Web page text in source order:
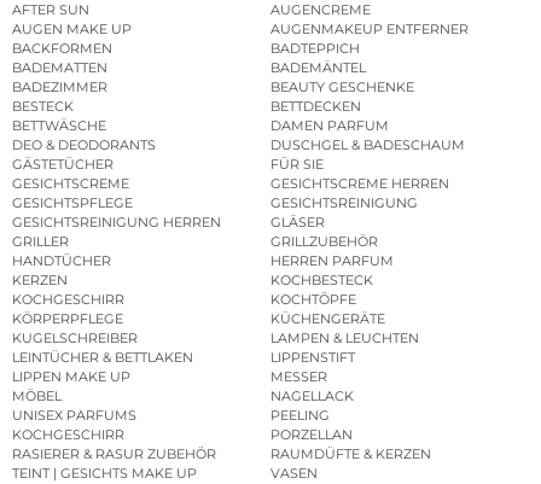
AFTER SUN
AUGENCREME
AUGEN MAKE UP
AUGENMAKEUP ENTFERNER
BACKFORMEN
BADTEPPICH
BADEMATTEN
BADEMÄNTEL
BADEZIMMER
BEAUTY GESCHENKE
BESTECK
BETTDECKEN
BETTWÄSCHE
DAMEN PARFUM
DEO & DEODORANTS
DUSCHGEL & BADESCHAUM
GÄSTETÜCHER
FÜR SIE
GESICHTSCREME
GESICHTSCREME HERREN
GESICHTSPFLEGE
GESICHTSREINIGUNG
GESICHTSREINIGUNG HERREN
GLÄSER
GRILLER
GRILLZUBEHÖR
HANDTÜCHER
HERREN PARFUM
KERZEN
KOCHBESTECK
KOCHGESCHIRR
KOCHTÖPFE
KÖRPERPFLEGE
KÜCHENGERÄTE
KUGELSCHREIBER
LAMPEN & LEUCHTEN
LEINTÜCHER & BETTLAKEN
LIPPENSTIFT
LIPPEN MAKE UP
MESSER
MÖBEL
NAGELLACK
UNISEX PARFUMS
PEELING
KOCHGESCHIRR
PORZELLAN
RASIERER & RASUR ZUBEHÖR
RAUMDÜFTE & KERZEN
TEINT | GESICHTS MAKE UP
VASEN